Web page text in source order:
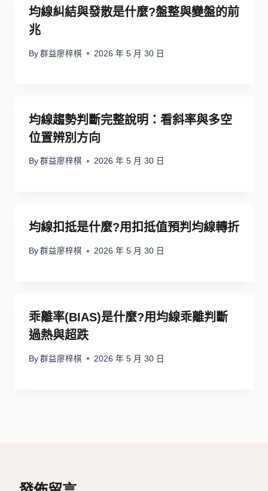
均線糾結與發散是什麼?盤整與變盤的前
兆
By 群益廖梓棋 2026 年 5 月 30 日
均線趨勢判斷完整說明：看斜率與多空
位置辨別方向
By 群益廖梓棋 2026 年 5 月 30 日
均線扣抵是什麼?用扣抵值預判均線轉折
By 群益廖梓棋 2026 年 5 月 30 日
乖離率(BIAS)是什麼?用均線乖離判斷
過熱與超跌
By 群益廖梓棋 2026 年 5 月 30 日